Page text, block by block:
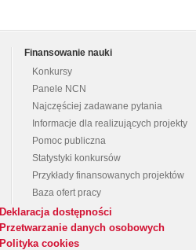
Finansowanie nauki
Konkursy
Panele NCN
Najczęściej zadawane pytania
Informacje dla realizujących projekty
Pomoc publiczna
Statystyki konkursów
Przykłady finansowanych projektów
Baza ofert pracy
Deklaracja dostępności
Przetwarzanie danych osobowych
Polityka cookies